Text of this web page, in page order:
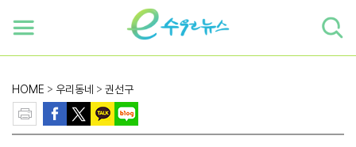
HOME > 우리동네 > 권선구